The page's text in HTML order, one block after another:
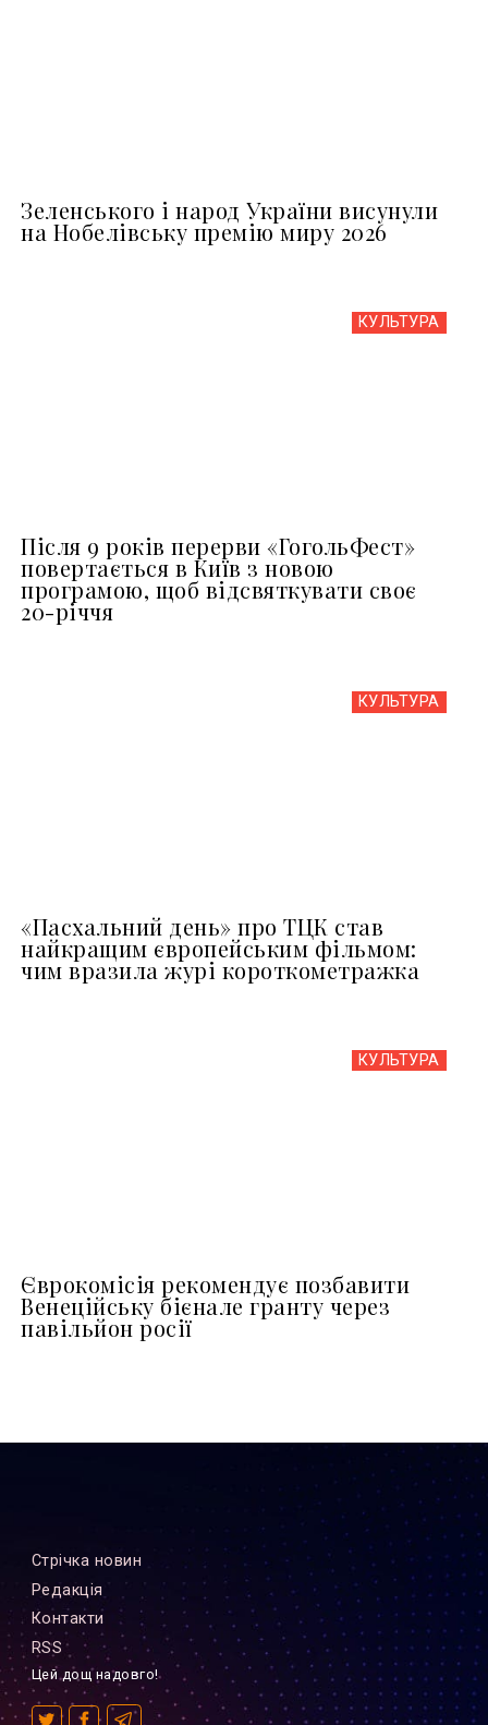
Зеленського і народ України висунули
на Нобелівську премію миру 2026
КУЛЬТУРА
Після 9 років перерви «ГогольФест»
повертається в Київ з новою
програмою, щоб відсвяткувати своє
20-річчя
КУЛЬТУРА
«Пасхальний день» про ТЦК став
найкращим європейським фільмом:
чим вразила журі короткометражка
КУЛЬТУРА
Єврокомісія рекомендує позбавити
Венеційську бієнале гранту через
павільйон росії
Стрiчка новин
Редакцiя
Контакти
RSS
Цей дощ надовго!